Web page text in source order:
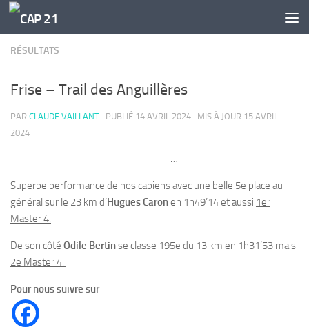
Skip to content
RÉSULTATS
Frise – Trail des Anguillères
PAR CLAUDE VAILLANT · PUBLIÉ 14 AVRIL 2024 · MIS À JOUR 15 AVRIL
2024
…
Superbe performance de nos capiens avec une belle 5e place au
général sur le 23 km d’Hugues Caronen 1h49’14 et aussi 1er
Master 4.
De son côté Odile Bertinse classe 195e du 13 km en 1h31’53 mais
2e Master 4.
Pour nous suivre sur